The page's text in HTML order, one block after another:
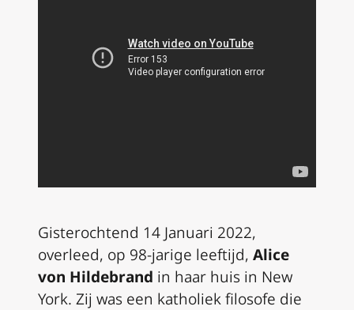
Gisterochtend 14 Januari 2022,
overleed, op 98-jarige leeftijd, Alice
von Hildebrand in haar huis in New
York. Zij was een katholiek filosofe die